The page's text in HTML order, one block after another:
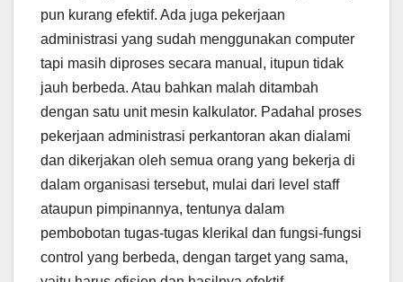
pun kurang efektif. Ada juga pekerjaan
administrasi yang sudah menggunakan computer
tapi masih diproses secara manual, itupun tidak
jauh berbeda. Atau bahkan malah ditambah
dengan satu unit mesin kalkulator. Padahal proses
pekerjaan administrasi perkantoran akan dialami
dan dikerjakan oleh semua orang yang bekerja di
dalam organisasi tersebut, mulai dari level staff
ataupun pimpinannya, tentunya dalam
pembobotan tugas-tugas klerikal dan fungsi-fungsi
control yang berbeda, dengan target yang sama,